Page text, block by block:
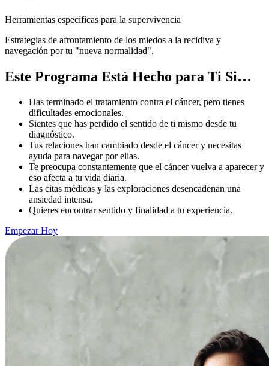
Herramientas específicas para la supervivencia
Estrategias de afrontamiento de los miedos a la recidiva y
navegación por tu "nueva normalidad".
Este Programa Está Hecho para Ti Si…
Has terminado el tratamiento contra el cáncer, pero tienes
dificultades emocionales.
Sientes que has perdido el sentido de ti mismo desde tu
diagnóstico.
Tus relaciones han cambiado desde el cáncer y necesitas
ayuda para navegar por ellas.
Te preocupa constantemente que el cáncer vuelva a aparecer y
eso afecta a tu vida diaria.
Las citas médicas y las exploraciones desencadenan una
ansiedad intensa.
Quieres encontrar sentido y finalidad a tu experiencia.
Empezar Hoy